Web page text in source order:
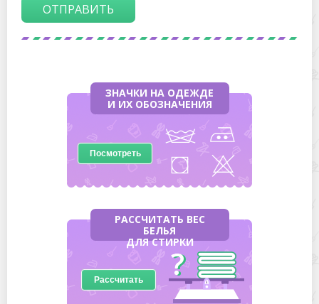
ОТПРАВИТЬ
ЗНАЧКИ НА ОДЕЖДЕ
И ИХ ОБОЗНАЧЕНИЯ
Посмотреть
РАССЧИТАТЬ ВЕС
БЕЛЬЯ
ДЛЯ СТИРКИ
Рассчитать